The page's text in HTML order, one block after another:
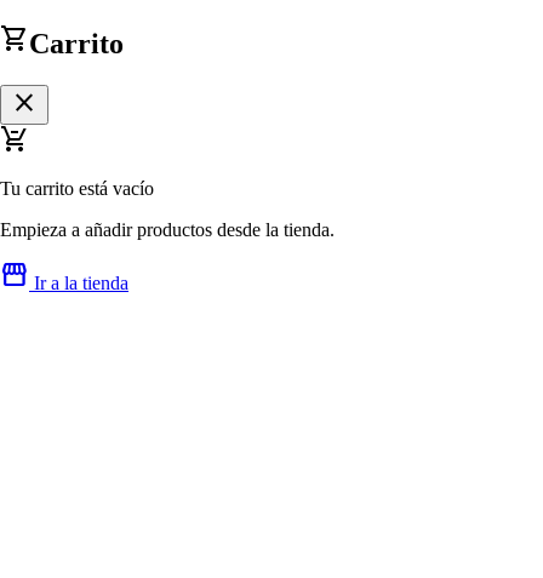
shopping_cartCarrito
close
remove_shopping_cart
Tu carrito está vacío
Empieza a añadir productos desde la tienda.
storefront Ir a la tienda